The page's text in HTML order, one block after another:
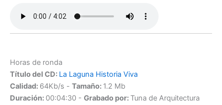
Horas de ronda
Título del CD: La Laguna Historia Viva
Calidad: 64Kb/s - Tamaño: 1.2 Mb
Duración: 00:04:30 - Grabado por: Tuna de Arquitectura